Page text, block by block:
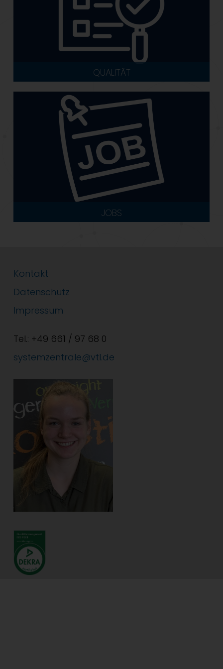
QUALITÄT
JOBS
Kontakt
Datenschutz
Impressum
Tel.: +49 661 / 97 68 0
systemzentrale@vtl.de